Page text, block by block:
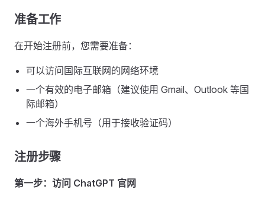
准备工作
在开始注册前，您需要准备：
可以访问国际互联网的网络环境
一个有效的电子邮箱（建议使用 Gmail、Outlook 等国
际邮箱）
一个海外手机号（用于接收验证码）
注册步骤
第一步：访问 ChatGPT 官网